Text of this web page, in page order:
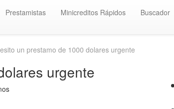
Prestamistas Minicreditos Rápidos Buscador
un prestamo de 1000 dolares urgente
urgente